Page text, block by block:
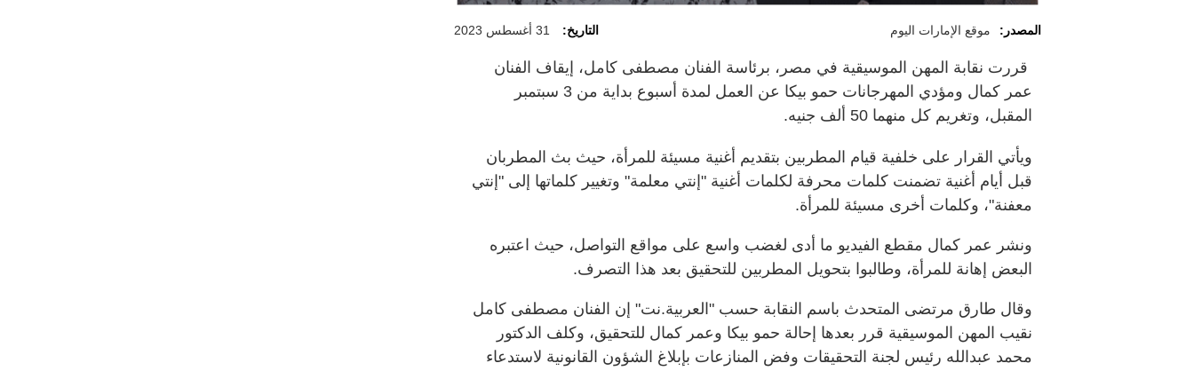
المصدر: موقع الإمارات اليوم التاريخ: 31 أغسطس 2023
قررت نقابة المهن الموسيقية في مصر، برئاسة الفنان مصطفى كامل، إيقاف الفنان
عمر كمال ومؤدي المهرجانات حمو بيكا عن العمل لمدة أسبوع بداية من 3 سبتمبر
المقبل، وتغريم كل منهما 50 ألف جنيه.
ويأتي القرار على خلفية قيام المطربين بتقديم أغنية مسيئة للمرأة، حيث بث المطربان
قبل أيام أغنية تضمنت كلمات محرفة لكلمات أغنية "إنتي معلمة" وتغيير كلماتها إلى "إنتي
معفنة"، وكلمات أخرى مسيئة للمرأة.
ونشر عمر كمال مقطع الفيديو ما أدى لغضب واسع على مواقع التواصل، حيث اعتبره
البعض إهانة للمرأة، وطالبوا بتحويل المطربين للتحقيق بعد هذا التصرف.
وقال طارق مرتضى المتحدث باسم النقابة حسب "العربية.نت" إن الفنان مصطفى كامل
نقيب المهن الموسيقية قرر بعدها إحالة حمو بيكا وعمر كمال للتحقيق، وكلف الدكتور
محمد عبدالله رئيس لجنة التحقيقات وفض المنازعات بإبلاغ الشؤون القانونية لاستدعاء